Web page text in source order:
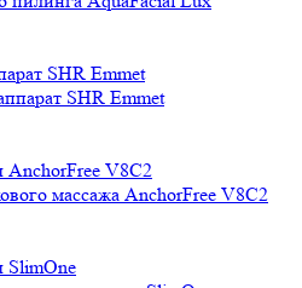
SHR Emmet
AnchorFree V8C2
SlimOne